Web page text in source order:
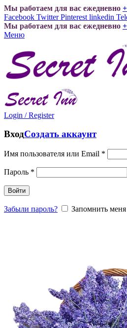
Мы работаем для вас ежедневно
Facebook Twitter Pinterest linkedin
Мы работаем для вас ежедневно
Меню
Login / Register
ВходСоздать аккаунт
Имя пользователя или Email *
Пароль *
Войти
Забыли пароль? Запомнить меня